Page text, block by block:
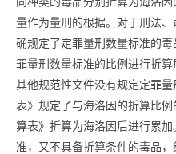
量作为量刑的根据。对于刑法
确规定了定罪量刑数量标准的
罪量刑数量标准的比例进行折
其他规范性文件没有规定定罪
表》规定了与海洛因的折算比
算表》折算为海洛因后进行累
准，又不具备折算条件的毒品